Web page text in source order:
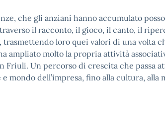
che gli anziani hanno accumulato
il racconto, il gioco, il canto, il
loro quei valori di una volta
ampliato molto la propria attività
Friuli. Un percorso di crescita che passa
dell’impresa, fino alla cultura, alla